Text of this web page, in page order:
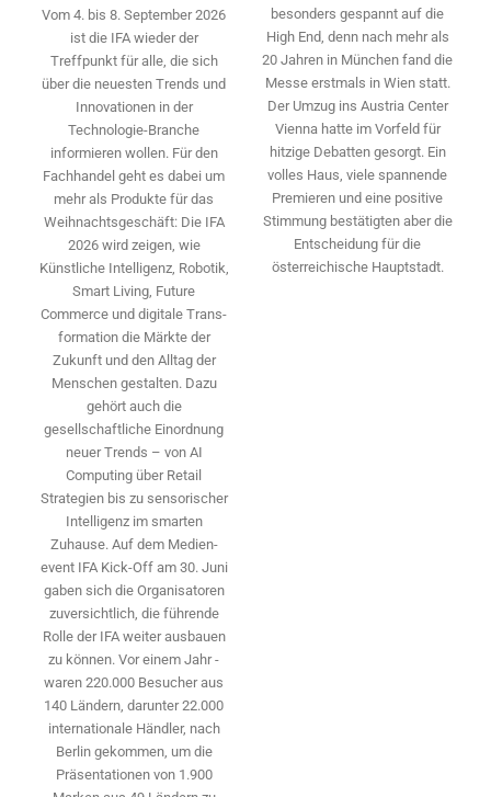
Vom 4. bis 8. September 2026
ist die IFA wieder der
Treffpunkt für alle, die sich
über die neuesten Trends und
Innovationen in der
Technologie-­Branche
informieren wollen. Für den
Fachhandel geht es dabei um
mehr als Produkte für das
Weihnachtsgeschäft: Die IFA
2026 wird ­zeigen, wie
Künstliche Intelligenz, Robotik,
Smart Living, Future
Commerce und digitale Trans­
formation die Märkte der
Zukunft und den Alltag der
Menschen gestalten. Dazu
gehört auch die
gesellschaftliche Einordnung
neuer Trends – von AI
Computing über Retail
Strategien bis zu sensorischer
Intelligenz im smarten
Zuhause. Auf dem Medien­
event IFA Kick-Off am 30. Juni
gaben sich die Organisatoren
zuversichtlich, die führende
Rolle der IFA weiter ausbauen
zu können. Vor einem Jahr ­
waren 220.000 Besucher aus
140 ­Ländern, ­darunter 22.000
internationale Händler, nach
Berlin gekommen, um die
Präsen­tationen von 1.900
besonders gespannt auf die
High End, denn nach mehr als
20 Jahren in München fand die
Messe erstmals in Wien statt.
Der Umzug ins Austria Center
Vienna hatte im Vorfeld für
hitzige Debatten gesorgt. Ein
volles Haus, viele spannende
Premieren und eine positive
Stimmung bestätigten aber die
Entscheidung für die
österreichische Hauptstadt.